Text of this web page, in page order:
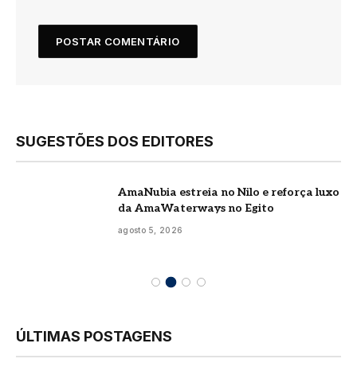
SUGESTÕES DOS EDITORES
AmaNubia estreia no Nilo e reforça luxo
da AmaWaterways no Egito
agosto 5, 2026
ÚLTIMAS POSTAGENS